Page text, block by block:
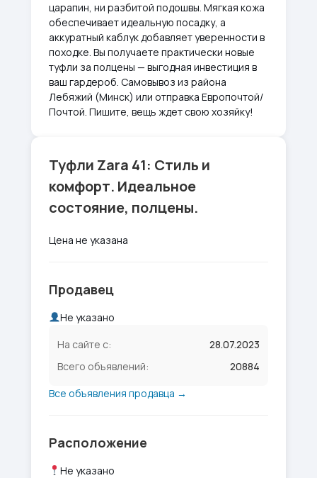
царапин, ни разбитой подошвы. Мягкая кожа
обеспечивает идеальную посадку, а
аккуратный каблук добавляет уверенности в
походке. Вы получаете практически новые
туфли за полцены — выгодная инвестиция в
ваш гардероб. Самовывоз из района
Лебяжий (Минск) или отправка Европочтой/
Почтой. Пишите, вещь ждет свою хозяйку!
Туфли Zara 41: Стиль и
комфорт. Идеальное
состояние, полцены.
Цена не указана
Продавец
Не указано
На сайте с:
28.07.2023
Всего объявлений:
20884
Все объявления продавца →
Расположение
Не указано